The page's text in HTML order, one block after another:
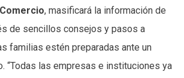
, masificará la información de
de sencillos consejos y pasos a
familias estén preparadas ante un
“Todas las empresas e instituciones ya